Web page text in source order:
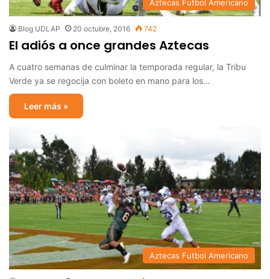
Aztecas Futbol Americano
Blog UDLAP 20 octubre, 2016 742
El adiós a once grandes Aztecas
A cuatro semanas de culminar la temporada regular, la Tribu
Verde ya se regocija con boleto en mano para los…
Leer más »
Aztecas Futbol Americano